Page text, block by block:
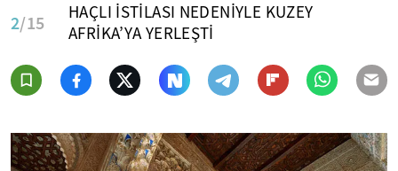
2/15
HAÇLI İSTİLASI NEDENİYLE KUZEY
AFRİKA’YA YERLEŞTİ